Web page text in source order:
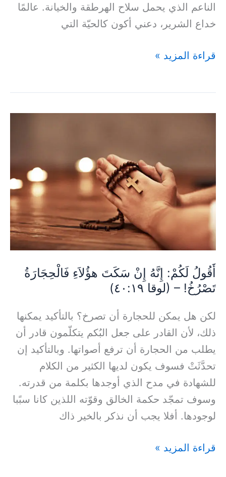
الناعم الذي يحمل سلاح الهرطقة والخيانة. عالمًا
خداع الشرير، دعني أكون كالحيّة التي
قراءة المزيد »
أَقُولُ لَكُمْ: إِنَّهُ إِنْ سَكَتَ هؤُلاَءِ فَالْحِجَارَةُ
تَصْرُخُ! – (لوقا ٤٠:١٩)
لكن هل يمكن للحجارة أن تصرخ؟ بالتأكيد يمكنها
ذلك، لأن القادر على جعل البُكم يتكلّمون قادر أن
يطلب من الحجارة أن ترفع أصواتها. وبالتأكيد إن
تحدَّثَتْ فسوف يكون لديها الكثير من الكلام
للشهادة في مدح الذي أوجدها بكلمة من قدرته.
وسوف تمجّد حكمة الخالق وقوّته اللذين كانا سبًبا
لوجودها. أفلا يجب أن نذكر بالخير ذاك
إِنْ
سَكَتَ
هؤُلاَءِ
فَالْحِجَارَةُ
تَصْرُخُ!
(لوقا
٤٠:١٩)
قراءة المزيد »